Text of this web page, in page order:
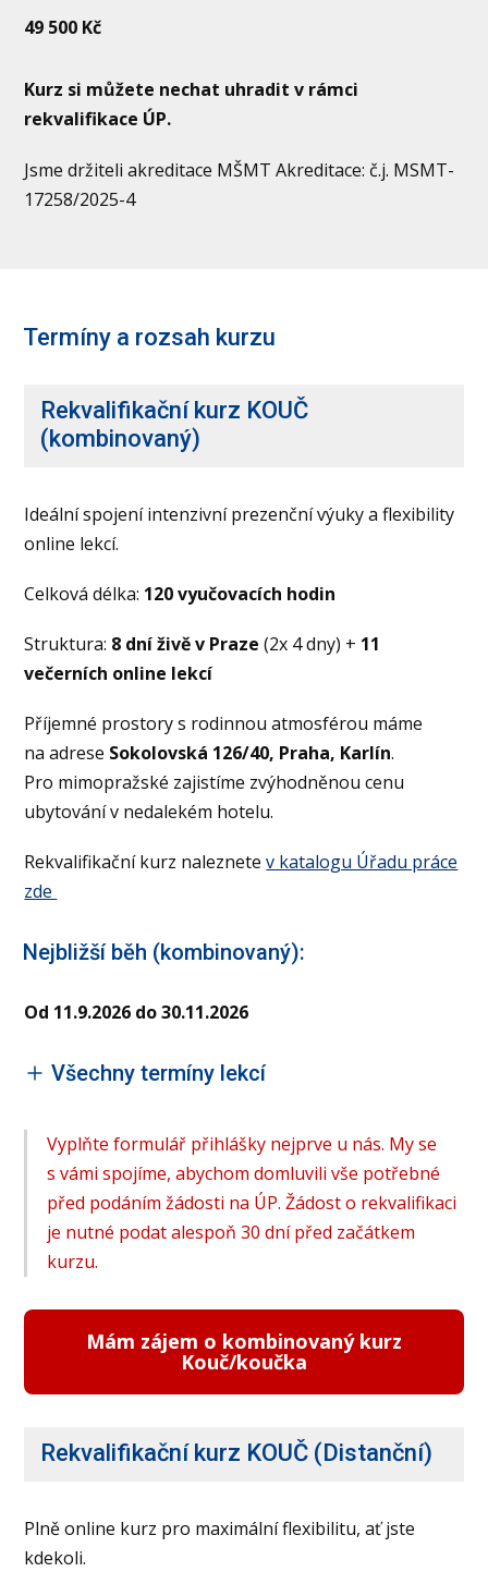
49 500 Kč
Kurz si můžete nechat uhradit v rámci
rekvalifikace ÚP.
Jsme držiteli akreditace MŠMT Akreditace: č.j. MSMT-
17258/2025-4
Termíny a rozsah kurzu
Rekvalifikační kurz KOUČ
(kombinovaný)
Ideální spojení intenzivní prezenční výuky a flexibility
online lekcí.
Celková délka: 120 vyučovacích hodin
Struktura: 8 dní živě v Praze (2x 4 dny) + 11
večerních online lekcí
Příjemné prostory s rodinnou atmosférou máme
na adrese Sokolovská 126/40, Praha, Karlín.
Pro mimopražské zajistíme zvýhodněnou cenu
ubytování v nedalekém hotelu.
Rekvalifikační kurz naleznetev katalogu Úřadu práce
zde
Nejbližší běh (kombinovaný):
Od 11.9.2026 do 30.11.2026
Všechny termíny lekcí
Vyplňte formulář přihlášky nejprve u nás. My se
s vámi spojíme, abychom domluvili vše potřebné
před podáním žádosti na ÚP. Žádost o rekvalifikaci
je nutné podat alespoň 30 dní před začátkem
kurzu.
Mám zájem o kombinovaný kurz
Kouč/koučka
Rekvalifikační kurz KOUČ (Distanční)
Plně online kurz pro maximální flexibilitu, ať jste
kdekoli.